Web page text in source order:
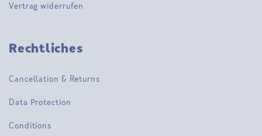
Vertrag widerrufen
Rechtliches
Cancellation & Returns
Data Protection
Conditions